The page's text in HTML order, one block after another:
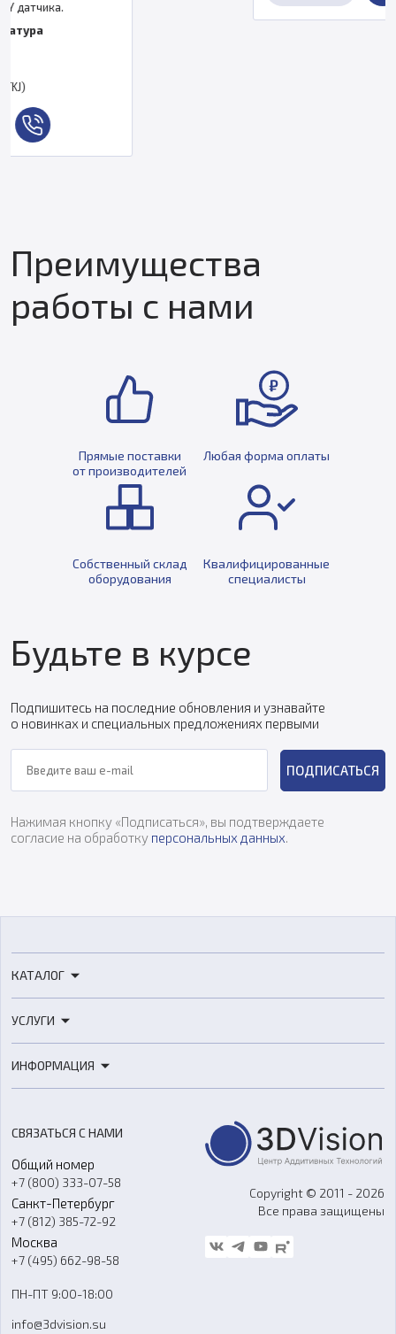
Преимущества
работы с нами
Прямые поставки
от производителей
Любая форма оплаты
Собственный склад
оборудования
Квалифицированные
специалисты
Будьте в курсе
Подпишитесь на последние обновления и узнавайте
о новинках и специальных предложениях первыми
ПОДПИСАТЬСЯ
Нажимая кнопку «Подписаться», вы подтверждаете
согласие на обработку персональных данных.
КАТАЛОГ
3D-сканеры
Расходные материалы
Оборудование и материалы для вакуумного литья
Аксессуары и прочее оборудование
Программное обеспечение
УСЛУГИ
3D-моделирование
Ремонт и услуги
ИНФОРМАЦИЯ
О компании
Контакты
Гос. закупки
Стать дилером
Блог
FAQ
СВЯЗАТЬСЯ С НАМИ
Общий номер
+7 (800) 333-07-58
Санкт-Петербург
+7 (812) 385-72-92
Москва
+7 (495) 662-98-58
ПН-ПТ 9:00-18:00
info@3dvision.su
Copyright © 2011 - 2026
Все права защищены